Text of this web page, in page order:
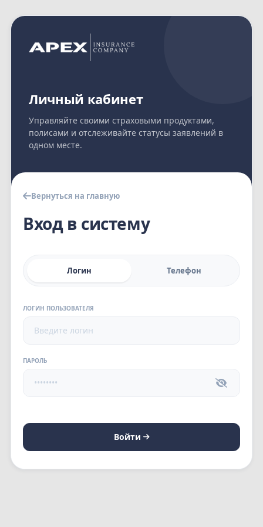
Личный кабинет
Управляйте своими страховыми продуктами,
полисами и отслеживайте статусы заявлений в
одном месте.
Вернуться на главную
Вход в систему
Логин Телефон
ЛОГИН ПОЛЬЗОВАТЕЛЯ
ПАРОЛЬ
Войти